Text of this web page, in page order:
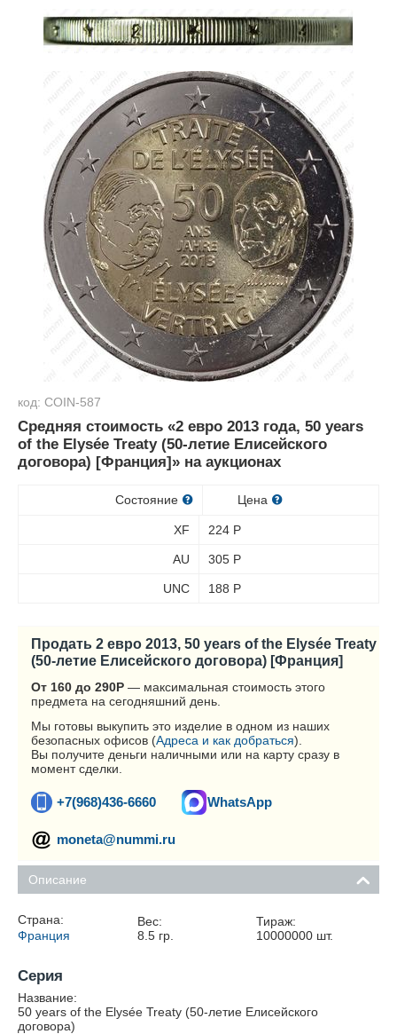
код: COIN-587
Средняя стоимость «2 евро 2013 года, 50 years
of the Elysée Treaty (50-летие Елисейского
договора) [Франция]» на аукционах
Состояние Цена
XF 224 Р
AU 305 Р
UNC 188 Р
Продать 2 евро 2013, 50 years of the Elysée Treaty
(50-летие Елисейского договора) [Франция]
От 160 до 290Р — максимальная стоимость этого
предмета на сегодняшний день.
Мы готовы выкупить это изделие в одном из наших
безопасных офисов (Адреса и как добраться).
Вы получите деньги наличными или на карту сразу в
момент сделки.
+7(968)436-6660 WhatsApp
moneta@nummi.ru
Описание
Страна:
Франция
Вес:
8.5гр.
Тираж:
10000000 шт.
Серия
Название:
50 years of the Elysée Treaty (50-летие Елисейского
договора)